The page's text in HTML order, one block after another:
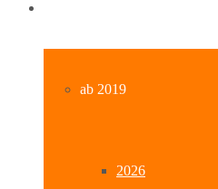
ab 2019
2026